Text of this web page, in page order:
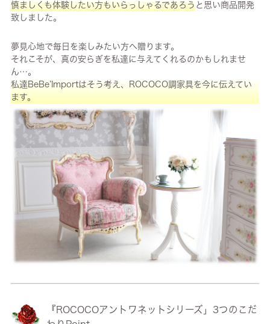
慎ましくも体験したい方もいらっしゃるであろうと思い商品開発
致しました。
夢見心地で毎日を楽しみたい方へ贈ります。
それこそが、真の安らぎを私達に与えてくれるのかもしれませ
ん…。
私達BeBe’Importはそう考え、ROCOCO調家具を今に伝えてい
ます。
『ROCOCOアントワネットシリーズ」3つのこだ